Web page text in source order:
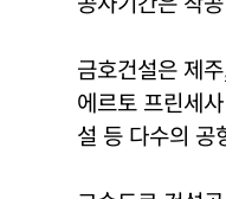
금호건설은 제
에르토 프린세
설 등 다수의 공